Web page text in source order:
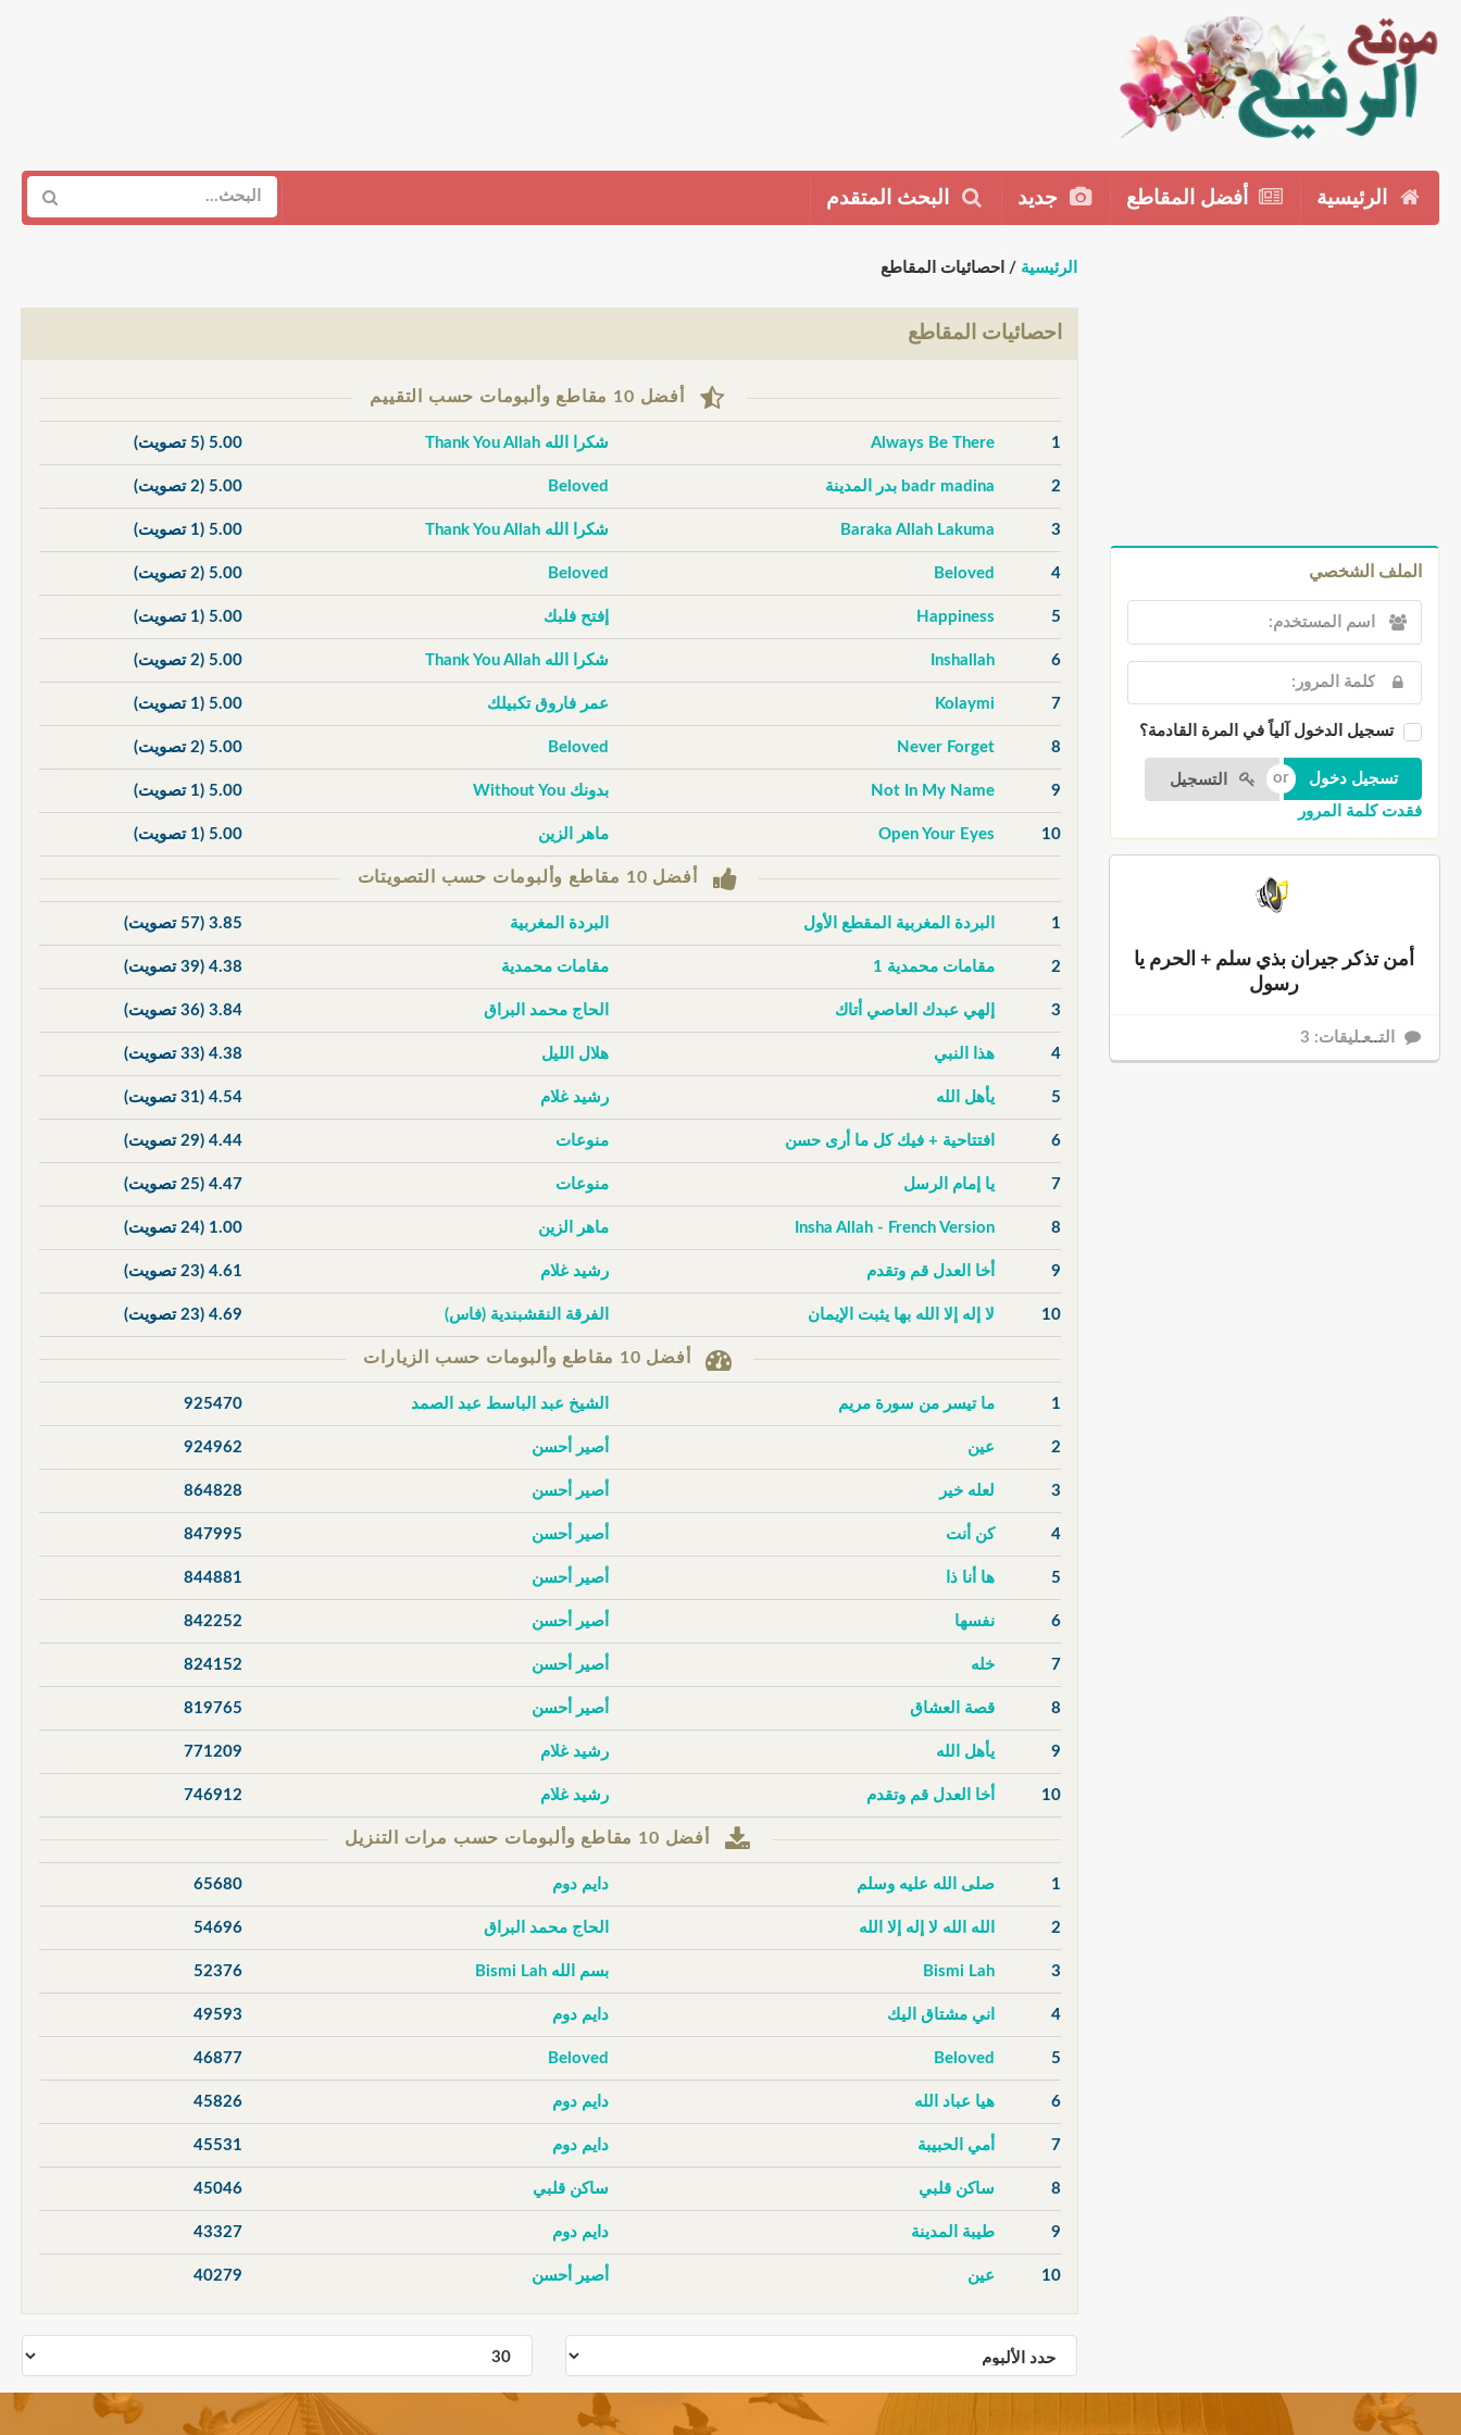
الرئيسية أفضل المقاطع جديد البحث المتقدم
الملف الشخصي
تسجيل الدخول آلياً في المرة القادمة؟
التسجيل
فقدت كلمة المرور
أمن تذكر جيران بذي سلم + الحرم يا
رسول
التــعـليقات: 3
الرئيسية / احصائيات المقاطع
احصائيات المقاطع
أفضل 10 مقاطع وألبومات حسب التقييم
1
Always Be There شكرا الله Thank You Allah 5.00 (5 تصويت)
2 badr madina بدر المدينة Beloved
5.00 (2 تصويت)
3
Baraka Allah Lakuma شكرا الله Thank You Allah 5.00 (1 تصويت)
4
Beloved
Beloved
5.00 (2 تصويت)
5
Happiness إفتح فلبك 5.00 (1 تصويت)
6
Inshallah شكرا الله Thank You Allah 5.00 (2 تصويت)
7
Kolaymi عمر فاروق تكبيلك 5.00 (1 تصويت)
8
Never Forget
Beloved
5.00 (2 تصويت)
9
Not In My Name بدونك Without You 5.00 (1 تصويت)
10
Open Your Eyes ماهر الزين 5.00 (1 تصويت)
أفضل 10 مقاطع وألبومات حسب التصويتات
1 البردة المغربية المقطع الأول البردة المغربية 3.85 (57 تصويت)
2 مقامات محمدية 1 مقامات محمدية 4.38 (39 تصويت)
3 إلهي عبدك العاصي أتاك الحاج محمد البراق 3.84 (36 تصويت)
4 هذا النبي هلال الليل 4.38 (33 تصويت)
5 يأهل الله رشيد غلام 4.54 (31 تصويت)
6 افتتاحية + فيك كل ما أرى حسن منوعات 4.44 (29 تصويت)
7 يا إمام الرسل منوعات 4.47 (25 تصويت)
8
Insha Allah - French Version ماهر الزين 1.00 (24 تصويت)
9 أخا العدل قم وتقدم رشيد غلام 4.61 (23 تصويت)
10 لا إله إلا الله بها يثبت الإيمان الفرقة النقشبندية (فاس) 4.69 (23 تصويت)
أفضل 10 مقاطع وألبومات حسب الزيارات
1 ما تيسر من سورة مريم الشيخ عبد الباسط عبد الصمد 925470
2 عين أصير أحسن 924962
3 لعله خير أصير أحسن 864828
4 كن أنت أصير أحسن 847995
5 ها أنا ذا أصير أحسن 844881
6 نفسها أصير أحسن 842252
7 خله أصير أحسن 824152
8 قصة العشاق أصير أحسن 819765
9 يأهل الله رشيد غلام 771209
10 أخا العدل قم وتقدم رشيد غلام 746912
أفضل 10 مقاطع وألبومات حسب مرات التنزيل
1 صلى الله عليه وسلم دايم دوم 65680
2 الله الله لا إله إلا الله الحاج محمد البراق 54696
3
Bismi Lah بسم الله Bismi Lah 52376
4 اني مشتاق اليك دايم دوم 49593
5
Beloved
Beloved
46877
6 هيا عباد الله دايم دوم 45826
7 أمي الحبيبة دايم دوم 45531
8 ساكن قلبي ساكن قلبي 45046
9 طيبة المدينة دايم دوم 43327
10 عين أصير أحسن 40279